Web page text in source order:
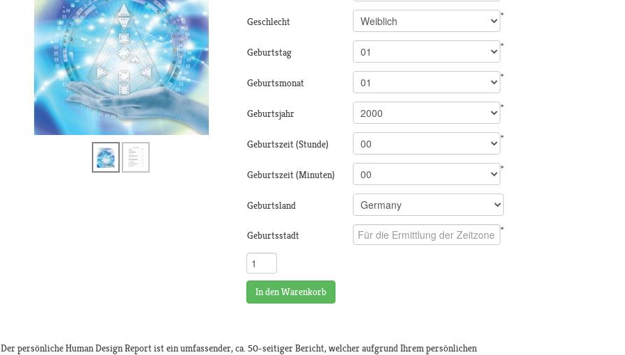
Geschlecht *
Geburtstag *
Geburtsmonat *
Geburtsjahr *
Geburtszeit (Stunde) *
Geburtszeit (Minuten) *
Geburtsland
Geburtsstadt *
In den Warenkorb
Der persönliche Human Design Report ist ein umfassender, ca. 50-seitiger Bericht, welcher aufgrund Ihrem persönlichen